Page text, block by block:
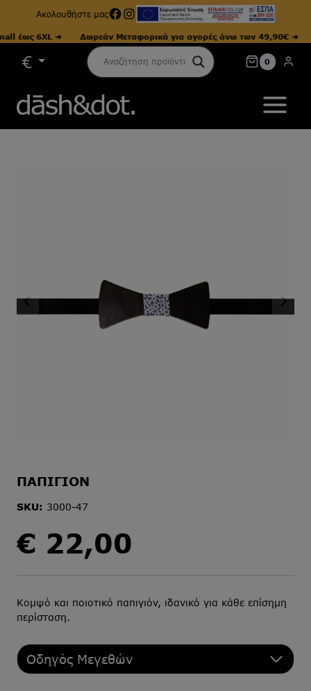
Ακολουθήστε μαςFacebook
Instagram
έως 6XL ➜ Δωρεάν Μεταφορικά για αγορές άνω των 49,90€ ➜
0
ΠΑΠΙΓΙΟΝ
SKU: 3000-47
€ 22,00
Κομψό και ποιοτικό παπιγιόν, ιδανικό για κάθε επίσημη
περίσταση.
Οδηγός Μεγεθών